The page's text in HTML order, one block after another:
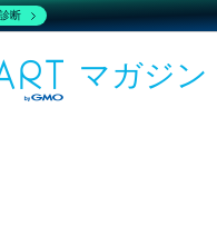
マガジン
断